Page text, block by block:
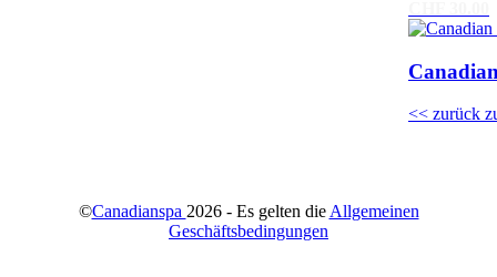
<< zurück
©Canadianspa 2026 - Es gelten die Allgemeinen
Geschäftsbedingungen